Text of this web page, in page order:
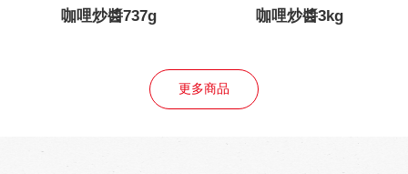
咖哩炒醬737g 咖哩炒醬3kg
更多商品